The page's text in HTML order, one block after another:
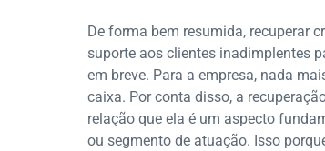
De forma bem resumida, recuperar
suporte aos clientes inadimplentes
em breve. Para a empresa, nada
caixa. Por conta disso, a
relação que ela é um aspecto
ou segmento de atuação. Isso